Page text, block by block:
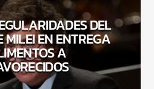
DEL
MILEI EN ENTREGA
A